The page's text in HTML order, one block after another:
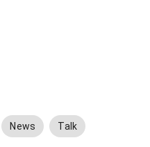
News Talk